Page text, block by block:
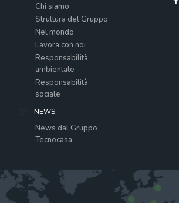
Chi siamo
Struttura del Gruppo
Nel mondo
Lavora con noi
Responsabilità
ambientale
Responsabilità
sociale
NEWS
News dal Gruppo
Tecnocasa